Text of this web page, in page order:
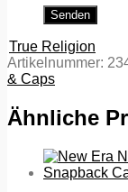
True Religion
Artikelnummer:
& Caps
Ähnliche